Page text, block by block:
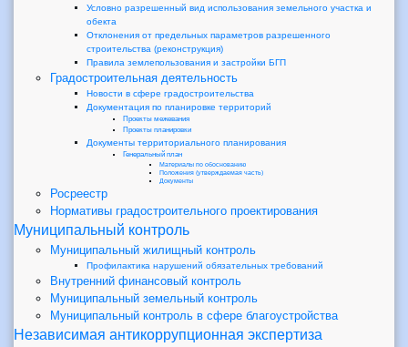
Условно разрешенный вид использования земельного участка и
обекта
Отклонения от предельных параметров разрешенного
строительства (реконструкция)
Правила землепользования и застройки БГП
Градостроительная деятельность
Новости в сфере градостроительства
Документация по планировке территорий
Проекты межевания
Проекты планировки
Документы территориального планирования
Генеральный план
Материалы по обоснованию
Положения (утверждаемая часть)
Документы
Росреестр
Нормативы градостроительного проектирования
Муниципальный контроль
Муниципальный жилищный контроль
Профилактика нарушений обязательных требований
Внутренний финансовый контроль
Муниципальный земельный контроль
Муниципальный контроль в сфере благоустройства
Независимая антикоррупционная экспертиза